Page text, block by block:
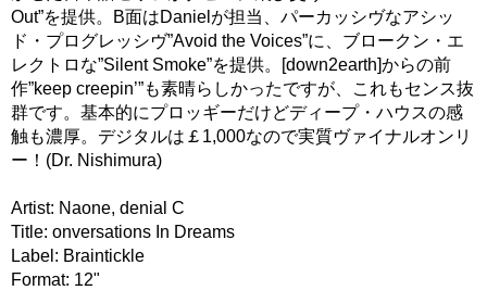
Out”を提供。B面はDanielが担当、パーカッシヴなアシッ
ド・プログレッシヴ”Avoid the Voices”に、ブロークン・エ
レクトロな”Silent Smoke”を提供。[down2earth]からの前
作”keep creepin’”も素晴らしかったですが、これもセンス抜
群です。基本的にプロッギーだけどディープ・ハウスの感
触も濃厚。デジタルは￡1,000なので実質ヴァイナルオンリ
ー！(Dr. Nishimura)
Artist: Naone, denial C
Title: onversations In Dreams
Label: Braintickle
Format: 12"